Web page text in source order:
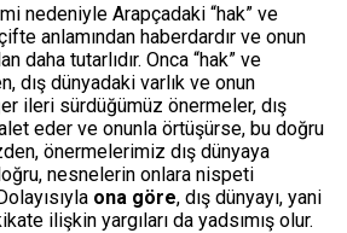
nedeniyle Arapçadaki “hak” ve
anlamından haberdardır ve onun
daha tutarlıdır. Onca “hak” ve
dış dünyadaki varlık ve onun
ileri sürdüğümüz önermeler, dış
eder ve onunla örtüşürse, bu doğru
önermelerimiz dış dünyaya
nesnelerin onlara nispeti
ona göre, dış dünyayı, yani
ilişkin yargıları da yadsımış olur.